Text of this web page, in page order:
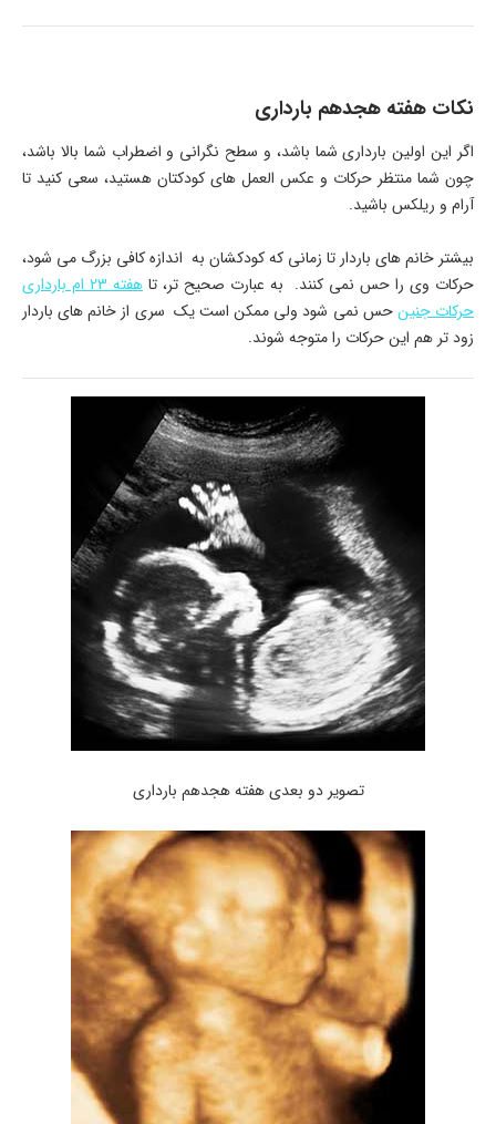
نکات هفته هجدهم بارداری
اگر این اولین بارداری شما باشد، و سطح نگرانی و اضطراب شما بالا باشد،
چون شما منتظر حرکات و عکس العمل های کودکتان هستید، سعی کنید تا
آرام و ریلکس باشید.
بیشتر خانم های باردار تا زمانی که کودکشان به اندازه کافی بزرگ می شود،
حرکات وی را حس نمی کنند. به عبارت صحیح تر، تا هفته 23 ام بارداری
حرکات جنینحس نمی شود ولی ممکن است یک سری از خانم های باردار
زود تر هم این حرکات را متوجه شوند.
تصویر دو بعدی هفته هجدهم بارداری